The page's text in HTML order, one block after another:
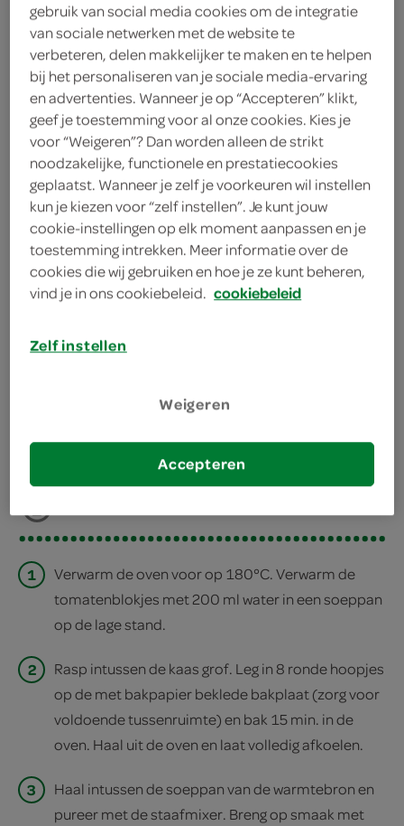
75 gram Grana Padano kaas
4 eetlepels zonnebloemolie
3 blikken tomatenblokjes knoflook
en ui
kies je winkel
benodigdheden
staafmixer
deel op twitter
deel op facebook
1
Verwarm de oven voor op 180°C. Verwarm de
tomatenblokjes met 200 ml water in een soeppan
op de lage stand.
2
Rasp intussen de kaas grof. Leg in 8 ronde hoopjes
op de met bakpapier beklede bakplaat (zorg voor
voldoende tussenruimte) en bak 15 min. in de
oven. Haal uit de oven en laat volledig afkoelen.
3
Haal intussen de soeppan van de warmtebron en
pureer met de staafmixer. Breng op smaak met
gebruik van social media cookies om de integratie
van sociale netwerken met de website te
verbeteren, delen makkelijker te maken en te helpen
bij het personaliseren van je sociale media-ervaring
en advertenties. Wanneer je op “Accepteren” klikt,
geef je toestemming voor al onze cookies. Kies je
voor “Weigeren”? Dan worden alleen de strikt
noodzakelijke, functionele en prestatiecookies
geplaatst. Wanneer je zelf je voorkeuren wil instellen
kun je kiezen voor “zelf instellen”. Je kunt jouw
cookie-instellingen op elk moment aanpassen en je
toestemming intrekken. Meer informatie over de
cookies die wij gebruiken en hoe je ze kunt beheren,
vind je in ons cookiebeleid. cookiebeleid
Zelf instellen
Weigeren
Accepteren